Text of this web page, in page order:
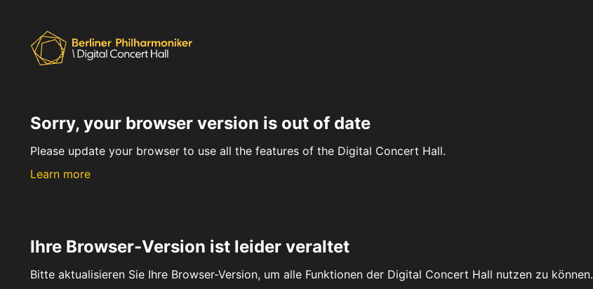
Sorry, your browser version is out of date
Please update your browser to use all the features of the Digital Concert Hall.
Learn more
Ihre Browser-Version ist leider veraltet
Bitte aktualisieren Sie Ihre Browser-Version, um alle Funktionen der Digital Concert Hall nutzen zu können.